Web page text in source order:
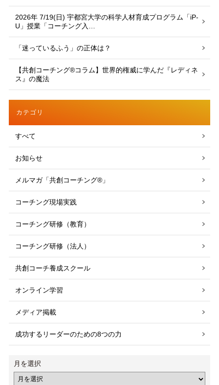
2026年 7/19(日) 宇都宮大学の科学人材育成プログラム「iP-
U」授業「コーチング入…
「迷っているふう」の正体は？
【共創コーチング®︎コラム】世界的権威に学んだ『レディネ
ス』の魔法
カテゴリ
すべて
お知らせ
メルマガ「共創コーチング®」
コーチング現場実践
コーチング研修（教育）
コーチング研修（法人）
共創コーチ養成スクール
オンライン学習
メディア掲載
成功するリーダーのための8つの力
月を選択